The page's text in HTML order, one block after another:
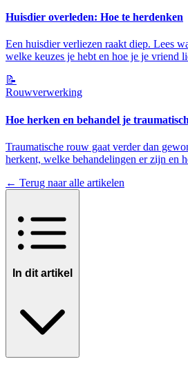
Huisdier overleden: Hoe te herdenken
Een huisdier verliezen raakt diep. Lees
welke keuzes je hebt en hoe je je vriend
📝
Rouwverwerking
Hoe herken en behandel je
Traumatische rouw gaat verder dan
herkent, welke behandelingen er zijn en
← Terug naar alle artikelen
In dit artikel